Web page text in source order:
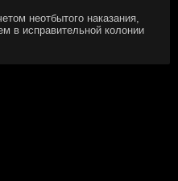
неотбытого наказания,
в исправительной колонии